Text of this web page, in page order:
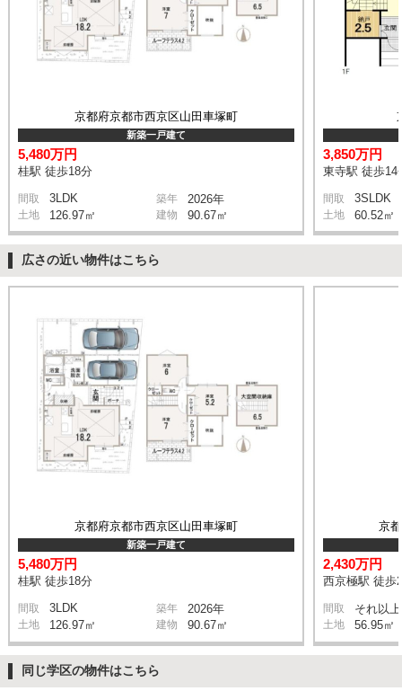
京都府京都市西京区山田車塚町
新築一戸建て
5,480万円
桂駅 徒歩18分
間取 3LDK 築年 2026年
土地 126.97㎡ 建物 90.67㎡
3,850万円
東寺駅 徒歩14
間取 3SLDK
土地 60.52㎡
広さの近い物件はこちら
京都府京都市西京区山田車塚町
新築一戸建て
5,480万円
桂駅 徒歩18分
間取 3LDK 築年 2026年
土地 126.97㎡ 建物 90.67㎡
京
2,430万円
西京極駅 徒歩
間取 それ以上
土地 56.95㎡
同じ学区の物件はこちら